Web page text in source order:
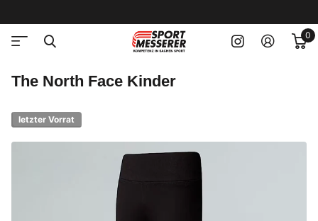
0
The North Face Kinder
letzter Vorrat